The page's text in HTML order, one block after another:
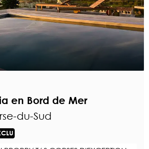
en Bord de Mer
du-Sud